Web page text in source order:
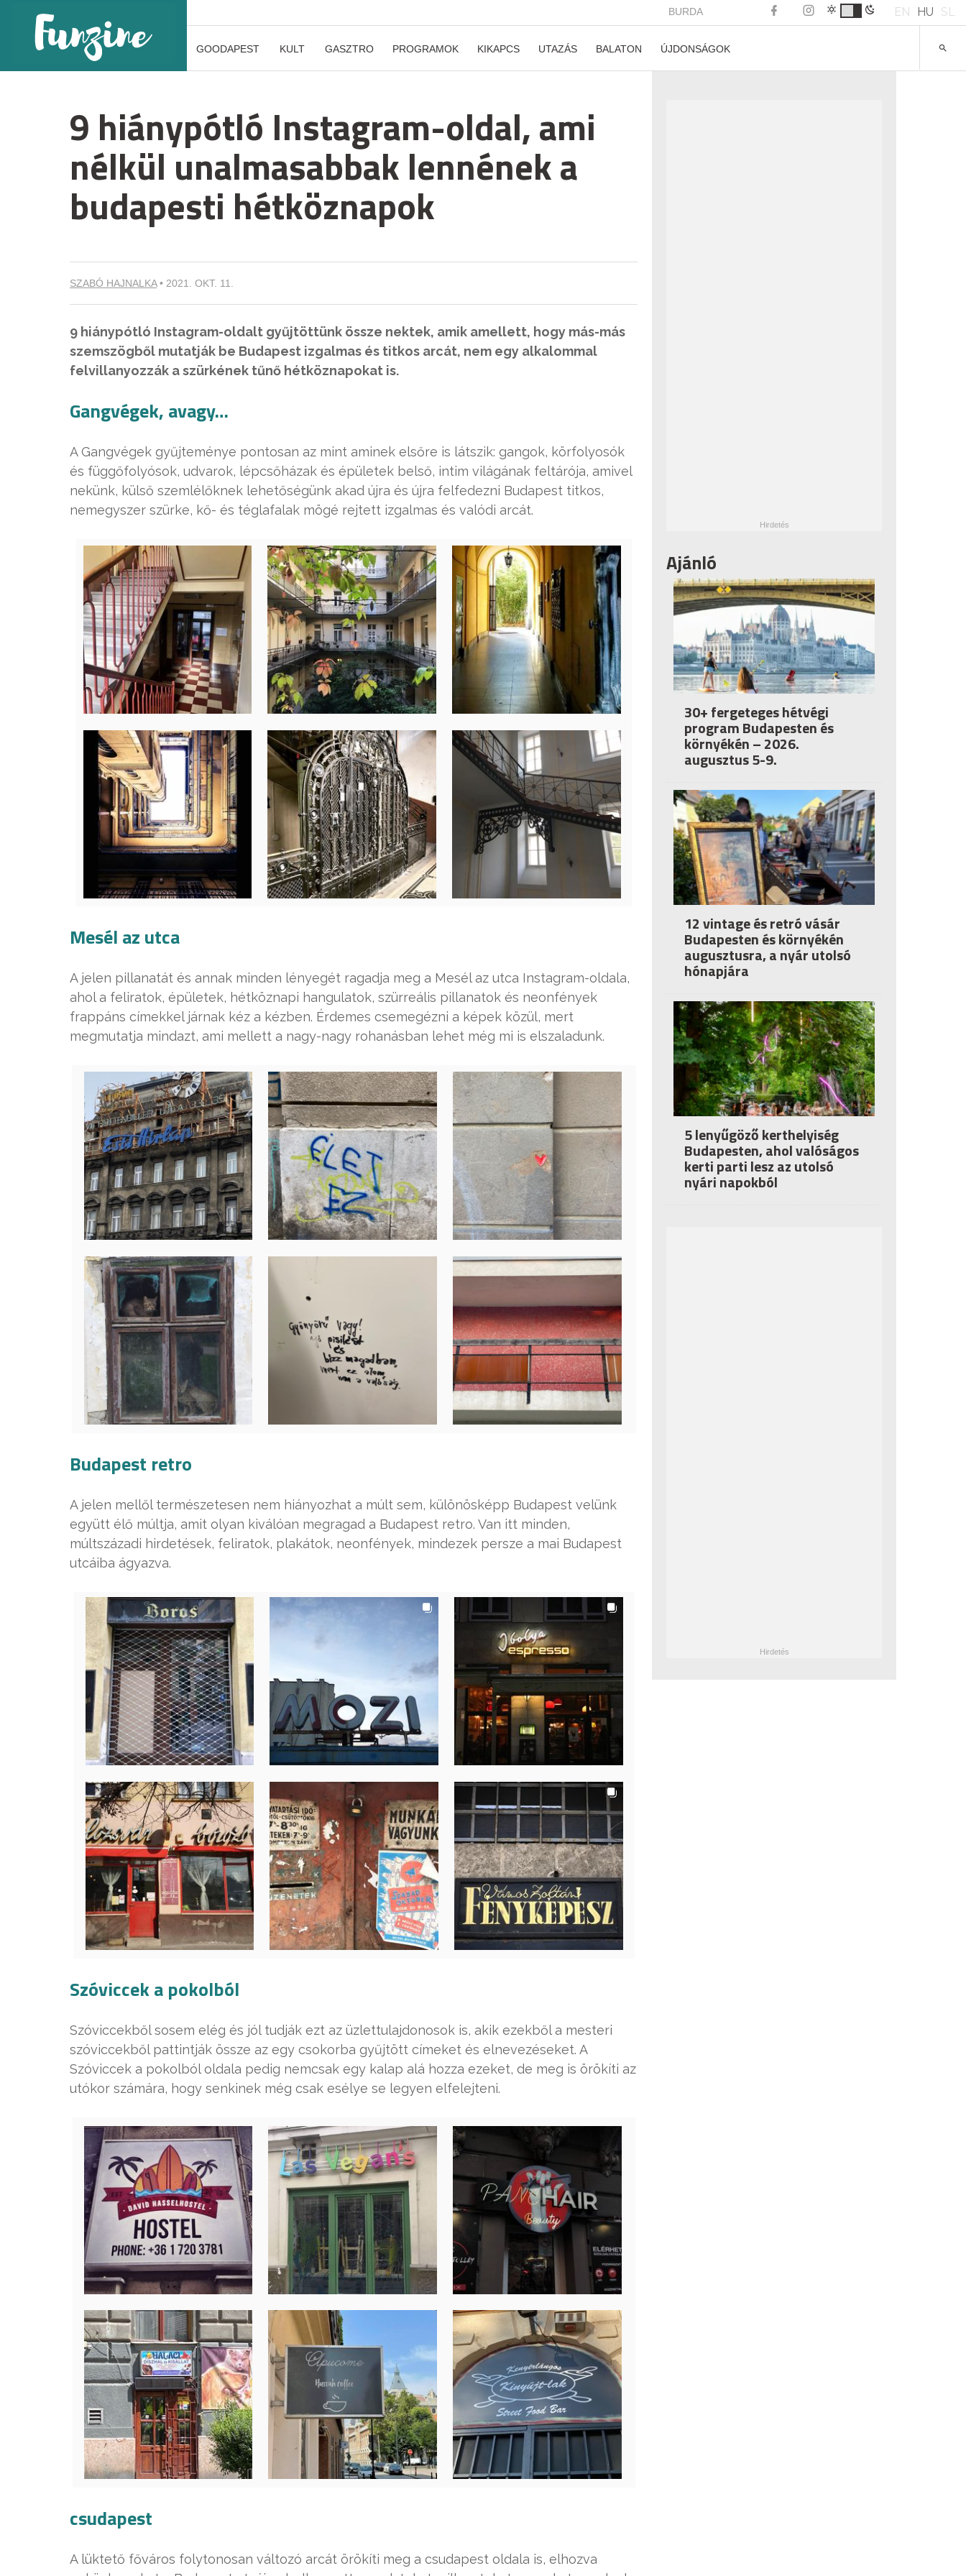
BURDA EN HU SL
GOODAPEST KULT GASZTRO PROGRAMOK KIKAPCS UTAZÁS BALATON ÚJDONSÁGOK
9 hiánypótló Instagram-oldal, ami
nélkül unalmasabbak lennének a
budapesti hétköznapok
SZABÓ HAJNALKA• 2021. OKT. 11.
9 hiánypótló Instagram-oldalt gyűjtöttünk össze nektek, amik amellett, hogy más-más
szemszögből mutatják be Budapest izgalmas és titkos arcát, nem egy alkalommal
felvillanyozzák a szürkének tűnő hétköznapokat is.
Gangvégek, avagy…
A Gangvégek gyűjteménye pontosan az mint aminek elsőre is látszik: gangok, körfolyosók
és függőfolyósok, udvarok, lépcsőházak és épületek belső, intim világának feltárója, amivel
nekünk, külső szemlélőknek lehetőségünk akad újra és újra felfedezni Budapest titkos,
nemegyszer szürke, kő- és téglafalak mögé rejtett izgalmas és valódi arcát.
Mesél az utca
A jelen pillanatát és annak minden lényegét ragadja meg a Mesél az utca Instagram-oldala,
ahol a feliratok, épületek, hétköznapi hangulatok, szürreális pillanatok és neonfények
frappáns címekkel járnak kéz a kézben. Érdemes csemegézni a képek közül, mert
megmutatja mindazt, ami mellett a nagy-nagy rohanásban lehet még mi is elszaladunk.
Budapest retro
A jelen mellől természetesen nem hiányozhat a múlt sem, különösképp Budapest velünk
együtt élő múltja, amit olyan kiválóan megragad a Budapest retro. Van itt minden,
múltszázadi hirdetések, feliratok, plakátok, neonfények, mindezek persze a mai Budapest
utcáiba ágyazva.
Szóviccek a pokolból
Szóviccekből sosem elég és jól tudják ezt az üzlettulajdonosok is, akik ezekből a mesteri
szóviccekből pattintják össze az egy csokorba gyűjtött címeket és elnevezéseket. A
Szóviccek a pokolból oldala pedig nemcsak egy kalap alá hozza ezeket, de meg is örökíti az
utókor számára, hogy senkinek még csak esélye se legyen elfelejteni.
csudapest
A lüktető főváros folytonosan változó arcát örökíti meg a csudapest oldala is, elhozva
Ajánló
30+ fergeteges hétvégi
program Budapesten és
környékén – 2026.
augusztus 5-9.
12 vintage és retró vásár
Budapesten és környékén
augusztusra, a nyár utolsó
hónapjára
5 lenyűgöző kerthelyiség
Budapesten, ahol valóságos
kerti parti lesz az utolsó
nyári napokból